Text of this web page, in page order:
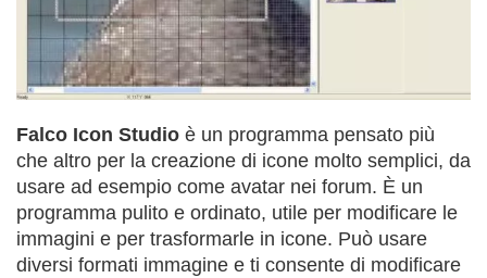
Falco Icon Studio è un programma pensato più
che altro per la creazione di icone molto semplici, da
usare ad esempio come avatar nei forum. È un
programma pulito e ordinato, utile per modificare le
immagini e per trasformarle in icone. Può usare
diversi formati immagine e ti consente di modificare